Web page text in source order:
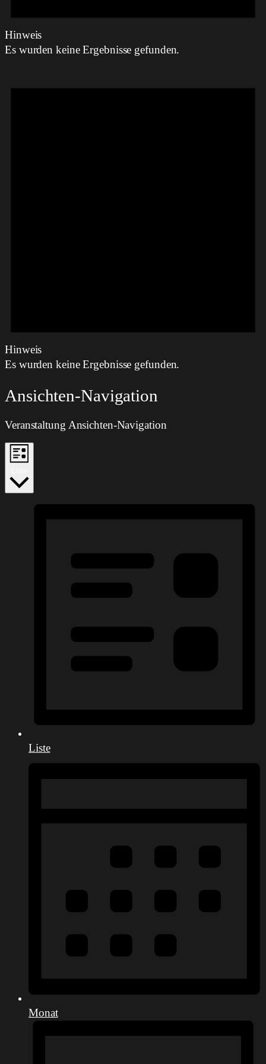
Hinweis
Es wurden keine Ergebnisse gefunden.
Hinweis
Es wurden keine Ergebnisse gefunden.
Ansichten-Navigation
Veranstaltung Ansichten-Navigation
Liste
Monat